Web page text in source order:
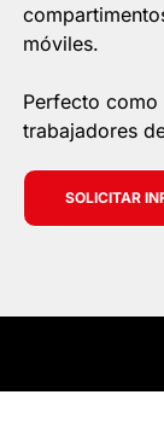
móviles.
Perfecto
trabajadores
SOLICITAR